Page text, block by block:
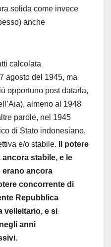
solida come invece
anche
calcolata
agosto del 1945, ma
opportuno post datarla,
almeno al 1948
parole, nel 1945
di Stato indonesiano,
e/o stabile. Il potere
stabile, e le
ancora
concorrente di
Repubblica
velleitario, e si
anni